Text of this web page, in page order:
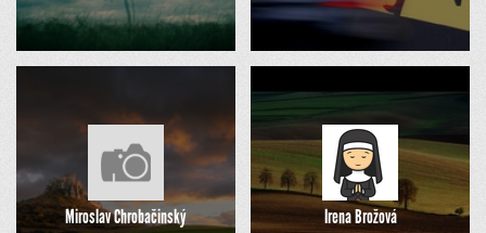
Miroslav Chrobačinský Irena Brožová